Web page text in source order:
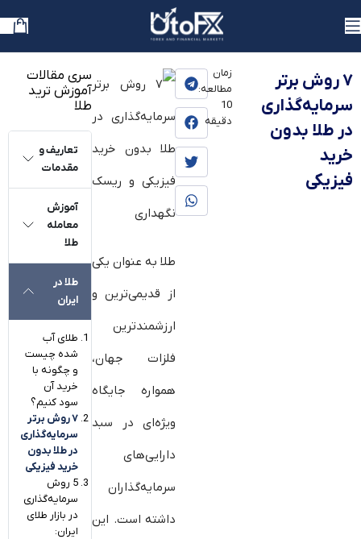
یوتوفارکس
۷ روش برتر
سرمایه‌گذاری
در طلا بدون
خرید
فیزیکی
زمان
مطالعه:
10
دقیقه
طلا به عنوان یکی
از قدیمی‌ترین و
ارزشمندترین
فلزات جهان،
همواره جایگاه
ویژه‌ای در سبد
دارایی‌های
سرمایه‌گذاران
داشته است. این
سری مقالات
آموزش ترید
طلا
تعاریف و
مقدمات
آموزش
معامله
طلا
طلا در
ایران
طلای آب
شده چیست
و چگونه با
خرید آن
سود کنیم؟
۷ روش برتر
سرمایه‌گذاری
در طلا بدون
خرید فیزیکی
5 روش
سرمایه‌گذاری
در بازار طلای
ایران: